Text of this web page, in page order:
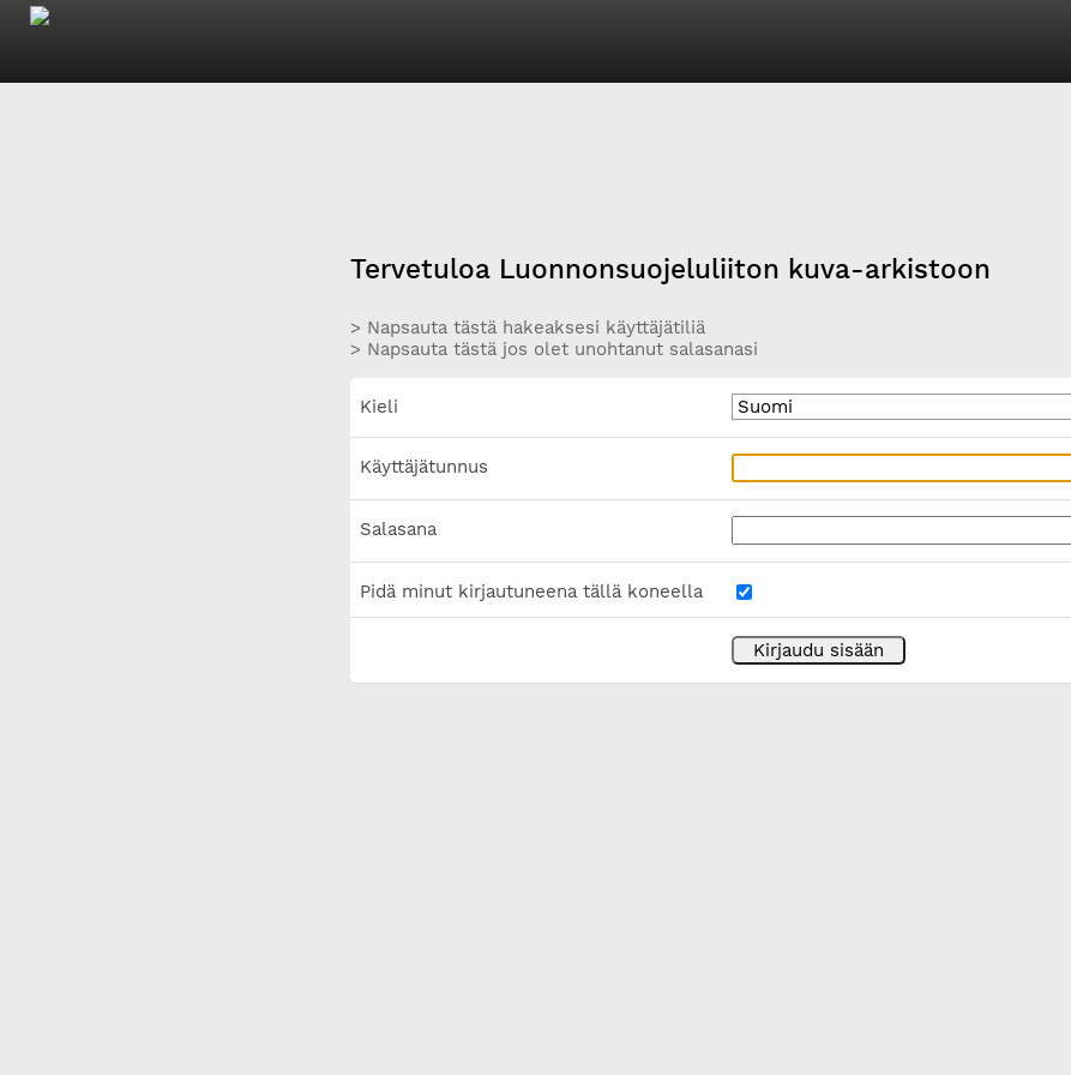
Tervetuloa Luonnonsuojeluliiton kuva-arkistoon
> Napsauta tästä hakeaksesi käyttäjätiliä
> Napsauta tästä jos olet unohtanut salasanasi
Kieli
Käyttäjätunnus
Salasana
Pidä minut kirjautuneena tällä koneella